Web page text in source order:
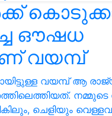
ഔഷധ
വയമ്പ്
വയമ്പ് ആ
നമ്മുടെ
ചെളിയും